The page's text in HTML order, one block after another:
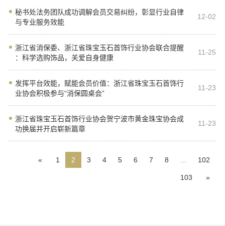
秘书处法务团队成功调解会员交易纠纷，彰显行业自律
与专业服务效能
12-02
浙江省消保委、浙江省珠宝玉石首饰行业协会联合提醒
：科学选购饰品，关爱自身健康
11-25
发挥平台效能，赋能会员价值：浙江省珠宝玉石首饰行
业协会积极参与“消保圆桌会”
11-23
浙江省珠宝玉石首饰行业协会贺宁波市黄金珠宝协会成
功换届并开启崭新篇章
11-23
« 1 2 3 4 5 6 7 8 ... 102
103 »